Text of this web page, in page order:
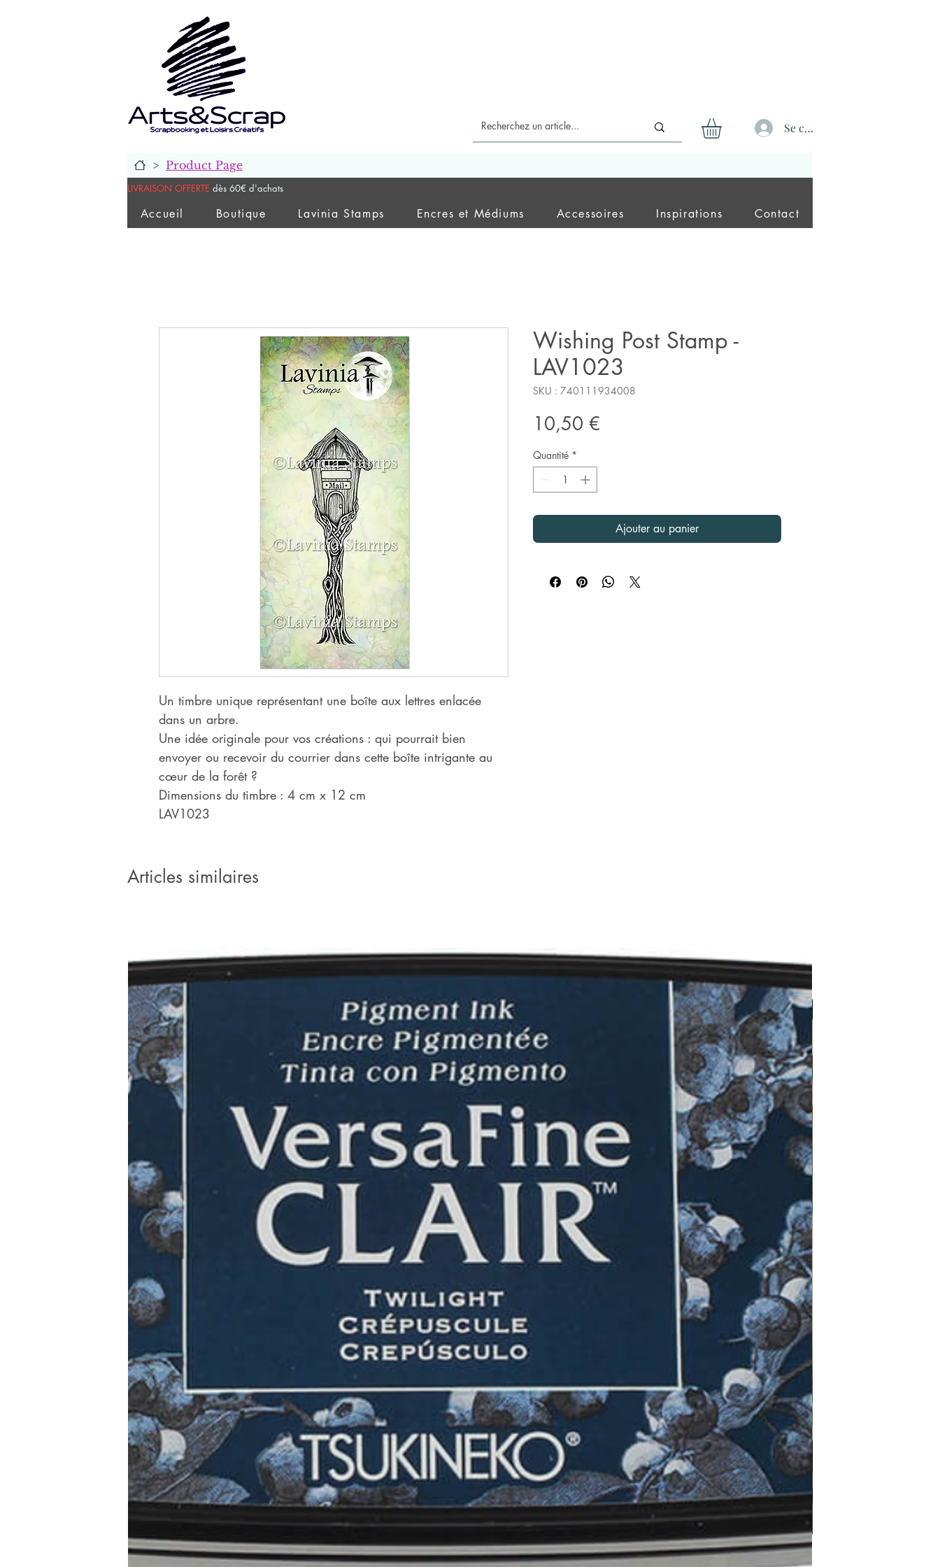
Se connecter
> Product Page
LIVRAISON OFFERTE dès 60€ d'achats
Accueil Boutique Lavinia Stamps Encres et Médiums Accessoires Inspirations Contact
Un timbre unique représentant une boîte aux lettres enlacée
dans un arbre.
Une idée originale pour vos créations : qui pourrait bien
envoyer ou recevoir du courrier dans cette boîte intrigante au
cœur de la forêt ?
Dimensions du timbre : 4 cm x 12 cm
LAV1023
Wishing Post Stamp -
LAV1023
SKU : 740111934008
10,50 €
Quantité *
Ajouter au panier
Articles similaires